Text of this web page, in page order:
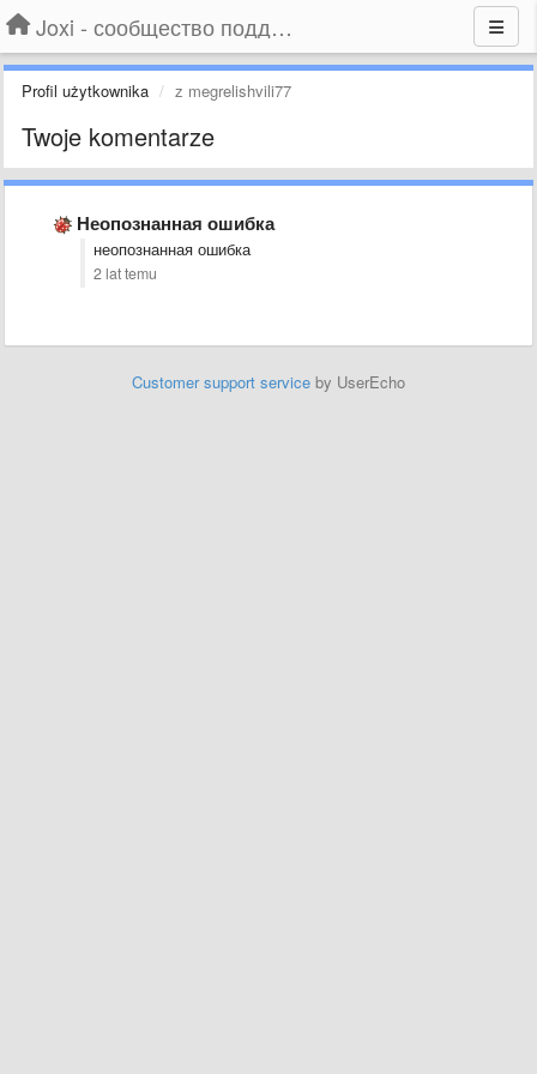
Joxi - сообщество поддержки
Profil użytkownika z megrelishvili77
Twoje komentarze
Неопознанная ошибка
неопознанная ошибка
2 lat temu
Customer support service by UserEcho